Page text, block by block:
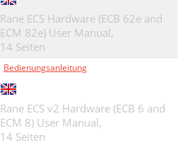
Rane ECS Hardware (ECB 62e and
ECM 82e) User Manual,
14 Seiten
Bedienungsanleitung
Rane ECS v2 Hardware (ECB 6 and
ECM 8) User Manual,
14 Seiten